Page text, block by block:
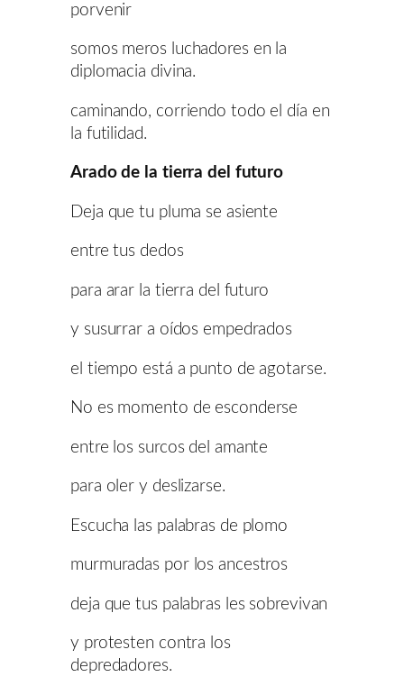
porvenir
somos meros luchadores en la
diplomacia divina.
caminando, corriendo todo el día en
la futilidad.
Arado de la tierra del futuro
Deja que tu pluma se asiente
entre tus dedos
para arar la tierra del futuro
y susurrar a oídos empedrados
el tiempo está a punto de agotarse.
No es momento de esconderse
entre los surcos del amante
para oler y deslizarse.
Escucha las palabras de plomo
murmuradas por los ancestros
deja que tus palabras les sobrevivan
y protesten contra los
depredadores.